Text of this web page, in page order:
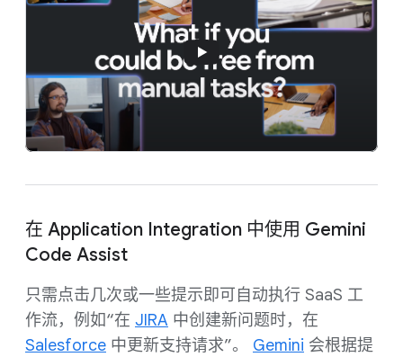
在 Application Integration 中使用 Gemini
Code Assist
只需点击几次或一些提示即可自动执行 SaaS 工
作流，例如“在 JIRA 中创建新问题时，在
Salesforce 中更新支持请求”。 Gemini 会根据提